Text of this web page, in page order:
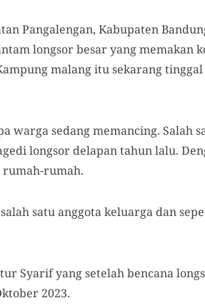
Pangalengan, Kabupaten
longsor besar yang memakan
malang itu sekarang
warga sedang memancing. Salah
longsor delapan tahun lalu.
rumah.
satu anggota keluarga dan
Syarif yang setelah bencana
2023.